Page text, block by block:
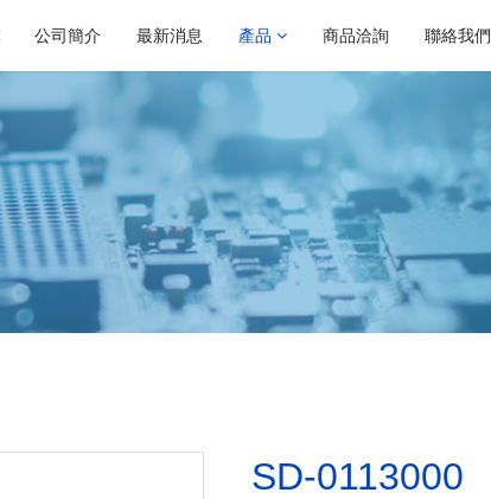
公司簡介 最新消息 產品 商品洽詢 聯絡我們
SD-0113000